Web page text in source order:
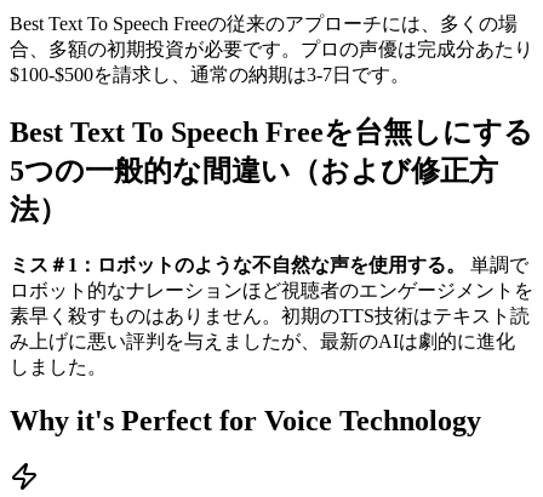
Best Text To Speech Freeの従来のアプローチには、多くの場
合、多額の初期投資が必要です。プロの声優は完成分あたり
$100-$500を請求し、通常の納期は3-7日です。
Best Text To Speech Freeを台無しにする
5つの一般的な間違い（および修正方
法）
ミス＃1：ロボットのような不自然な声を使用する。
単調で
ロボット的なナレーションほど視聴者のエンゲージメントを
素早く殺すものはありません。初期のTTS技術はテキスト読
み上げに悪い評判を与えましたが、最新のAIは劇的に進化
しました。
Why it's Perfect for Voice Technology